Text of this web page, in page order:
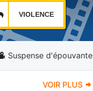
VIOLENCE
Suspense d'épouvante
VOIR PLUS